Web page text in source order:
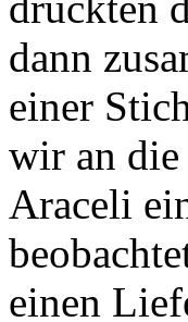
dann
einer
wir an die
Araceli
einen